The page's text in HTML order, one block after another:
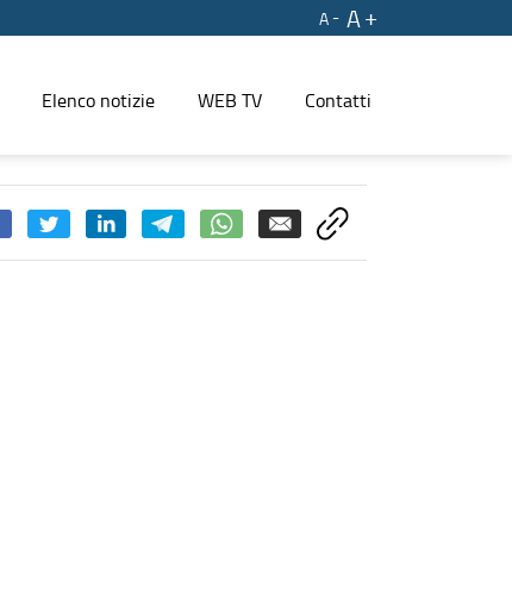
A
A
Elenco notizie WEB TV Contatti